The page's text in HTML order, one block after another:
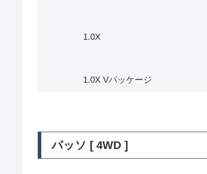
1.0X
1.0X Vパッケージ
パッソ [ 4WD ]